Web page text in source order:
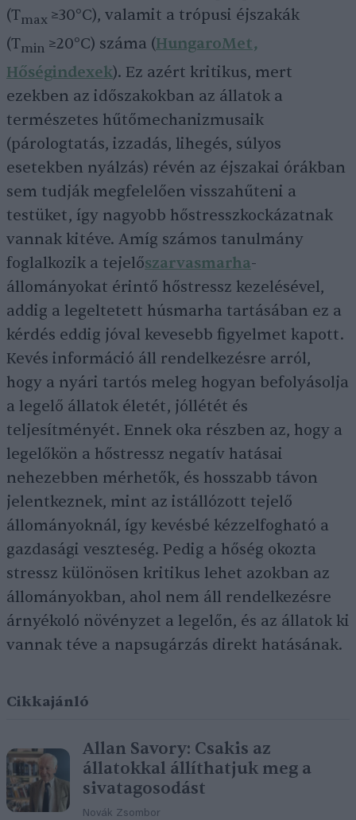
(Tmax ≥30°C), valamit a trópusi éjszakák
(Tmin ≥20°C) száma (HungaroMet,
Hőségindexek). Ez azért kritikus, mert
ezekben az időszakokban az állatok a
természetes hűtőmechanizmusaik
(párologtatás, izzadás, lihegés, súlyos
esetekben nyálzás) révén az éjszakai órákban
sem tudják megfelelően visszahűteni a
testüket, így nagyobb hőstresszkockázatnak
vannak kitéve. Amíg számos tanulmány
foglalkozik a tejelőszarvasmarha-
állományokat érintő hőstressz kezelésével,
addig a legeltetett húsmarha tartásában ez a
kérdés eddig jóval kevesebb figyelmet kapott.
Kevés információ áll rendelkezésre arról,
hogy a nyári tartós meleg hogyan befolyásolja
a legelő állatok életét, jóllétét és
teljesítményét. Ennek oka részben az, hogy a
legelőkön a hőstressz negatív hatásai
nehezebben mérhetők, és hosszabb távon
jelentkeznek, mint az istállózott tejelő
állományoknál, így kevésbé kézzelfogható a
gazdasági veszteség. Pedig a hőség okozta
stressz különösen kritikus lehet azokban az
állományokban, ahol nem áll rendelkezésre
árnyékoló növényzet a legelőn, és az állatok ki
vannak téve a napsugárzás direkt hatásának.
Cikkajánló
Allan Savory: Csakis az
állatokkal állíthatjuk meg a
sivatagosodást
Novák Zsombor